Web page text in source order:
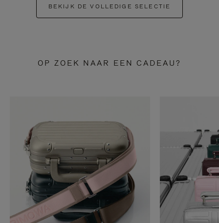
BEKIJK DE VOLLEDIGE SELECTIE
OP ZOEK NAAR EEN CADEAU?